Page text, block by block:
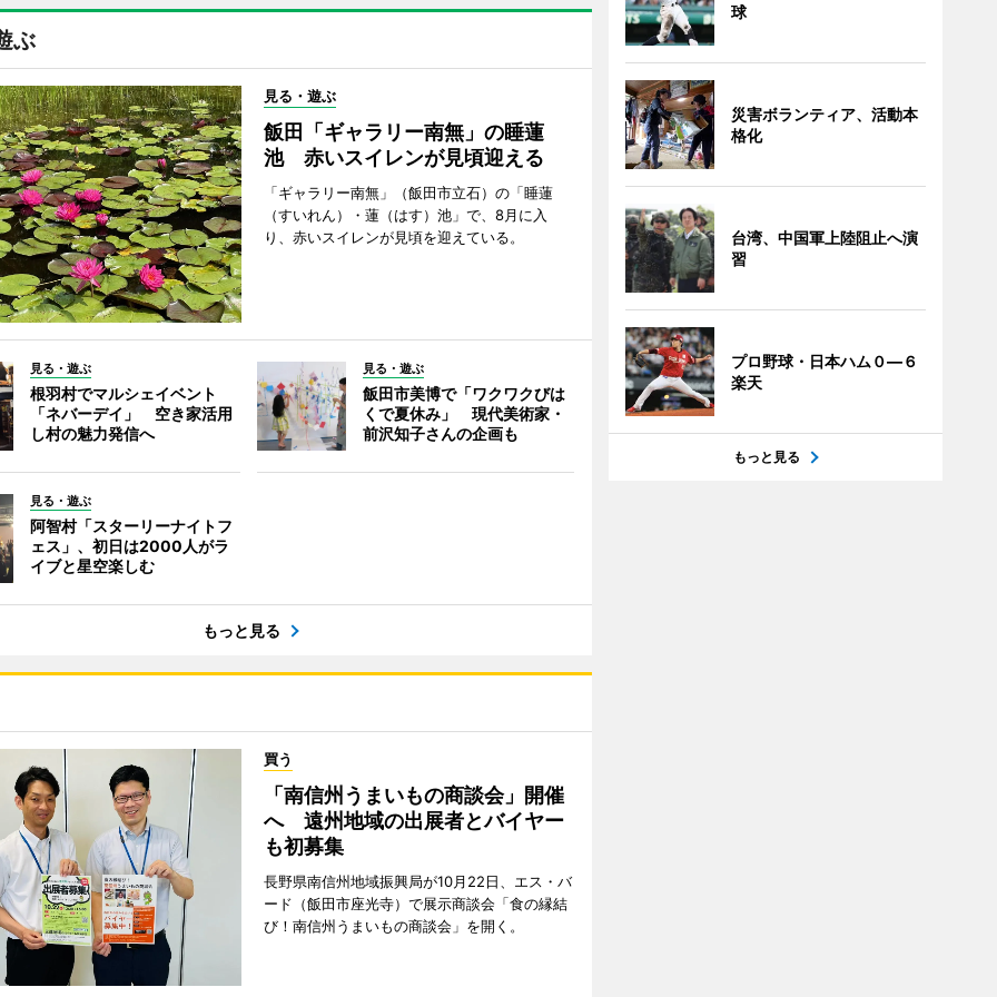
ぶ
見る・遊ぶ
飯田「ギャラリー南無」の睡蓮
池 赤いスイレンが見頃迎える
「ギャラリー南無」（飯田市立石）の「睡蓮
（すいれん）・蓮（はす）池」で、8月に入
り、赤いスイレンが見頃を迎えている。
見る・遊ぶ
根羽村でマルシェイベント
「ネバーデイ」 空き家活用
し村の魅力発信へ
見る・遊ぶ
飯田市美博で「ワクワクびは
くで夏休み」 現代美術家・
前沢知子さんの企画も
見る・遊ぶ
阿智村「スターリーナイトフ
ェス」、初日は2000人がラ
イブと星空楽しむ
もっと見る
買う
「南信州うまいもの商談会」開催
へ 遠州地域の出展者とバイヤー
も初募集
長野県南信州地域振興局が10月22日、エス・バ
ード（飯田市座光寺）で展示商談会「食の縁結
び！南信州うまいもの商談会」を開く。
球
災害ボランティア、活動本
格化
台湾、中国軍上陸阻止へ演
習
プロ野球・日本ハム０―６
楽天
もっと見る